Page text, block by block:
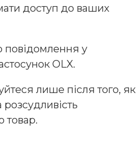
доступ до ваших
повідомлення у
OLX.
лише після того, як
товар.